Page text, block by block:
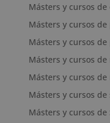
Másters y cursos
Másters y cursos
Másters y cursos de
Másters y cursos
Másters y cursos de
Másters y cursos de
Másters y cursos de